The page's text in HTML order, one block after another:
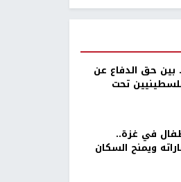
حق الدفاع عن
تحت
في غزة..
ويمنح السكان